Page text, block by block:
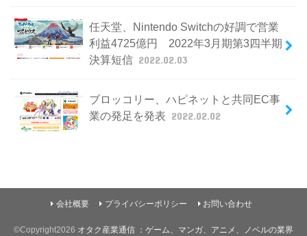
任天堂、Nintendo Switchの好調で営業
利益4725億円 2022年3月期第3四半期
決算短信 2022.02.03
ブロッコリー、ハピネットと共同EC事
業の発足を発表 2022.02.02
会社概要 プライバシーポリシー お問い合わせ
©Copyright2026 オタク産業通信 ：ゲーム、マンガ、アニメ、ノベルの業界